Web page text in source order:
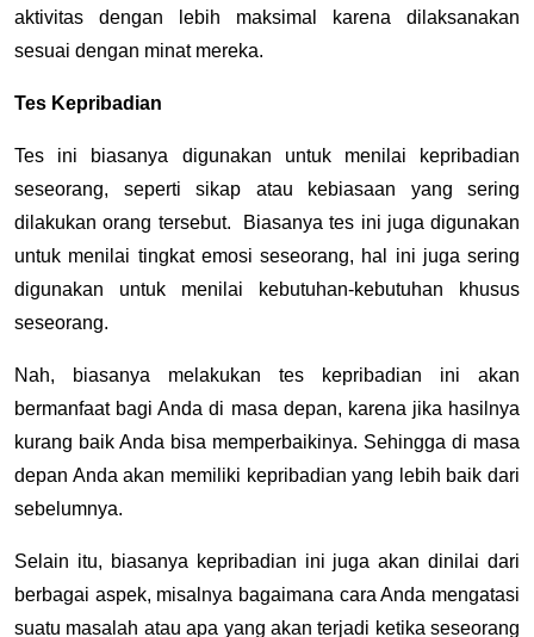
aktivitas dengan lebih maksimal karena dilaksanakan
sesuai dengan minat mereka.
Tes Kepribadian
Tes ini biasanya digunakan untuk menilai kepribadian
seseorang, seperti sikap atau kebiasaan yang sering
dilakukan orang tersebut. Biasanya tes ini juga digunakan
untuk menilai tingkat emosi seseorang, hal ini juga sering
digunakan untuk menilai kebutuhan-kebutuhan khusus
seseorang.
Nah, biasanya melakukan tes kepribadian ini akan
bermanfaat bagi Anda di masa depan, karena jika hasilnya
kurang baik Anda bisa memperbaikinya. Sehingga di masa
depan Anda akan memiliki kepribadian yang lebih baik dari
sebelumnya.
Selain itu, biasanya kepribadian ini juga akan dinilai dari
berbagai aspek, misalnya bagaimana cara Anda mengatasi
suatu masalah atau apa yang akan terjadi ketika seseorang